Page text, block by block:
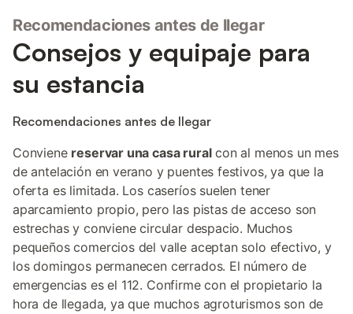
Recomendaciones antes de llegar
Consejos y equipaje para
su estancia
Recomendaciones antes de llegar
Conviene reservar una casa ruralcon al menos un mes
de antelación en verano y puentes festivos, ya que la
oferta es limitada. Los caseríos suelen tener
aparcamiento propio, pero las pistas de acceso son
estrechas y conviene circular despacio. Muchos
pequeños comercios del valle aceptan solo efectivo, y
los domingos permanecen cerrados. El número de
emergencias es el 112. Confirme con el propietario la
hora de llegada, ya que muchos agroturismos son de